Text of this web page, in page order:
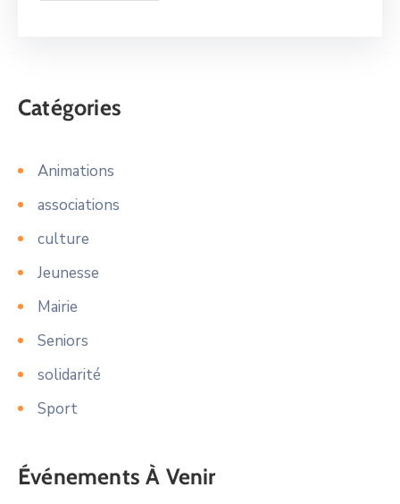
Catégories
Animations
associations
culture
Jeunesse
Mairie
Seniors
solidarité
Sport
Événements À Venir